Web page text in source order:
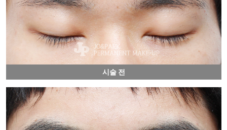
시술 전